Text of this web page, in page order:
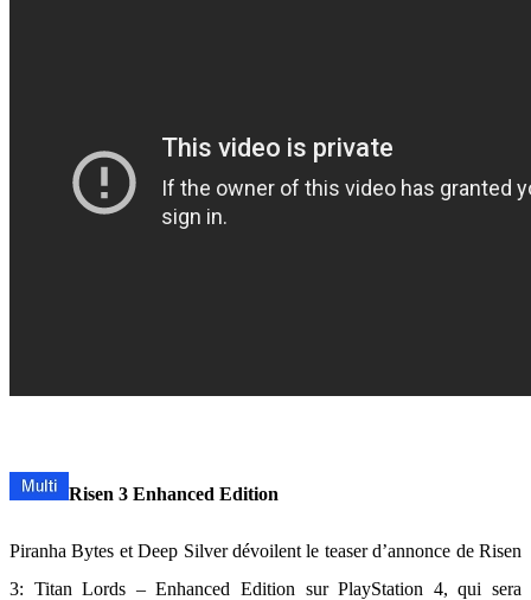
Risen 3 Enhanced Edition
Piranha Bytes et Deep Silver dévoilent le teaser d’annonce de Risen
3: Titan Lords – Enhanced Edition sur PlayStation 4, qui sera